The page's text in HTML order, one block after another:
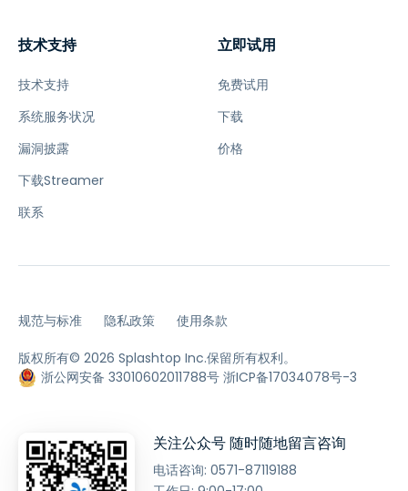
技术支持
技术支持
系统服务状况
漏洞披露
下载Streamer
联系
立即试用
免费试用
下载
价格
规范与标准 隐私政策 使用条款
版权所有© 2026 Splashtop Inc.保留所有权利。
浙公网安备 33010602011788号 浙ICP备17034078号-3
关注公众号 随时随地留言咨询
电话咨询: 0571-87119188